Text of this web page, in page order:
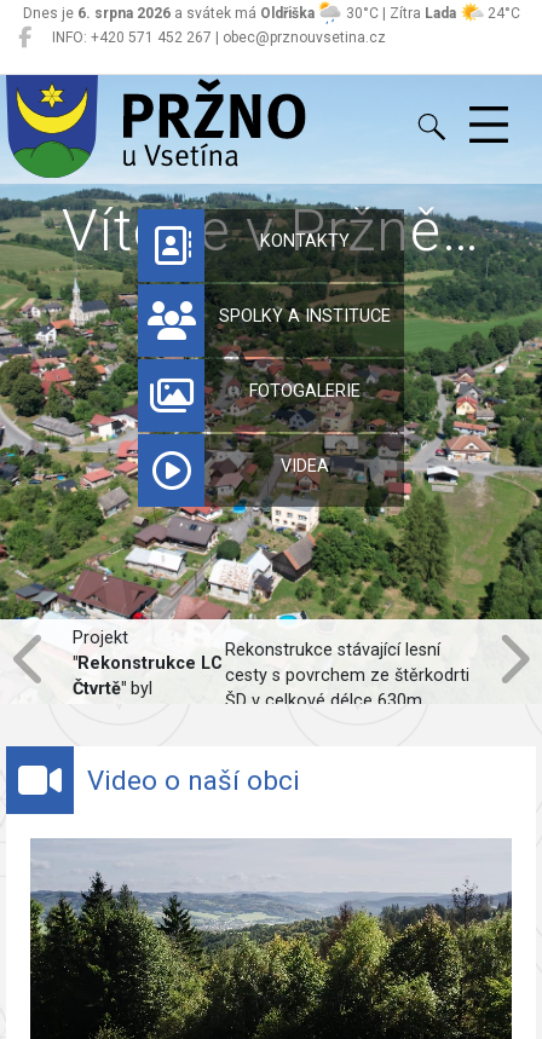
INFO: +420 571 452 267 | obec@prznouvsetina.cz
Dnes je 6. srpna 2026a svátek má Oldřiška 30°C | Zítra Lada 24°C
Pržno
Vítejte v Pržně…
KONTAKTY
SPOLKY A INSTITUCE
FOTOGALERIE
VIDEA
Projekt
"Rekonstrukce LC
Čtvrtě" byl
Rekonstrukce stávající lesní
cesty s povrchem ze štěrkodrti
ŠD v celkové délce 630m,
Video o naší obci